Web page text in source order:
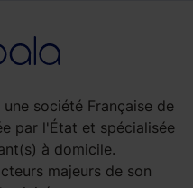
société Française de
par l'État et spécialisée
à domicile.
majeurs de son